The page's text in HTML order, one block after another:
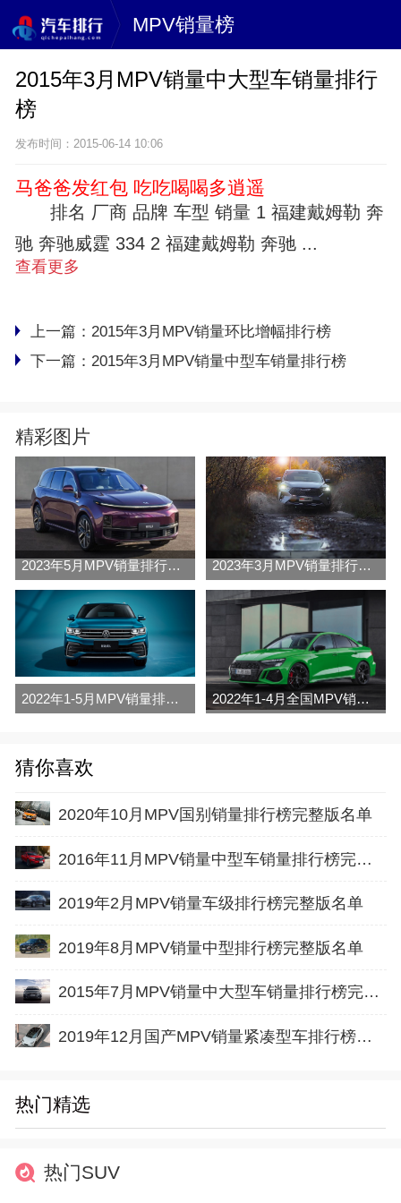
MPV销量榜
2015年3月MPV销量中大型车销量排行
榜
发布时间：2015-06-14 10:06
马爸爸发红包 吃吃喝喝多逍遥
排名 厂商 品牌 车型 销量 1 福建戴姆勒 奔
驰 奔驰威霆 334 2 福建戴姆勒 奔驰 ...
查看更多
上一篇： 2015年3月MPV销量环比增幅排行榜
下一篇： 2015年3月MPV销量中型车销量排行榜
精彩图片
2023年5月MPV销量排行榜完整版名单 2023年3月MPV销量排行榜完整版名单
2022年1-5月MPV销量排行榜 2022年1-4月全国MPV销量排行榜完整版
猜你喜欢
2020年10月MPV国别销量排行榜完整版名单
2016年11月MPV销量中型车销量排行榜完整版名单
2019年2月MPV销量车级排行榜完整版名单
2019年8月MPV销量中型排行榜完整版名单
2015年7月MPV销量中大型车销量排行榜完整版名单
2019年12月国产MPV销量紧凑型车排行榜完整版名单
热门精选
热门SUV